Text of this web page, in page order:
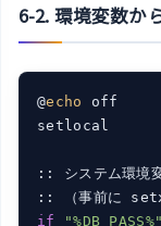
6-2. 環境変数か
@echo
off
setlocal
:: システム環境変
:: （事前に
if